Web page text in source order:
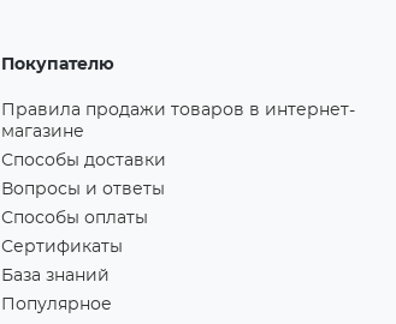
Покупателю
Правила продажи товаров в интернет-
магазине
Способы доставки
Вопросы и ответы
Способы оплаты
Сертификаты
База знаний
Популярное